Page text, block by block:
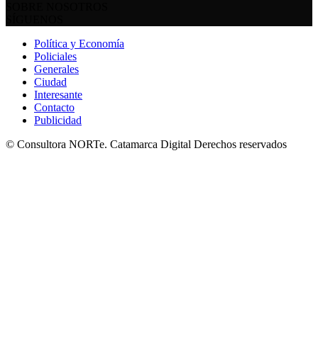
Política y Economía
Policiales
Generales
Ciudad
Interesante
Contacto
Publicidad
© Consultora NORTe. Catamarca Digital Derechos reservados